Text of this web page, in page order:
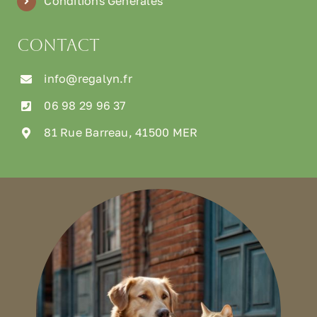
Contact
info@regalyn.fr
06 98 29 96 37
81 Rue Barreau, 41500 MER